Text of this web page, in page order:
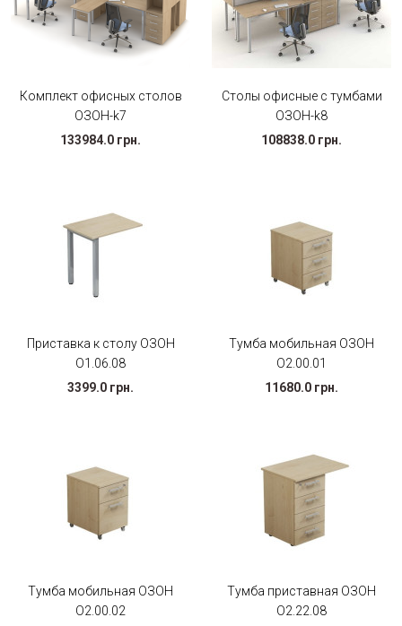
Комплект офисных столов
ОЗОН-k7
133984.0 грн.
Столы офисные с тумбами
ОЗОН-k8
108838.0 грн.
Приставка к столу ОЗОН
О1.06.08
3399.0 грн.
Тумба мобильная ОЗОН
О2.00.01
11680.0 грн.
Тумба мобильная ОЗОН
О2.00.02
Тумба приставная ОЗОН
О2.22.08